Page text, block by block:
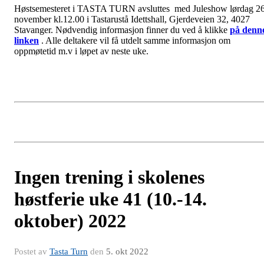
Høstsemesteret i TASTA TURN avsluttes med Juleshow lørdag
november kl.12.00 i Tastarustå Idettshall, Gjerdeveien 32, 4027
Stavanger. Nødvendig informasjon finner du ved å klikke på
linken . Alle deltakere vil få utdelt samme informasjon om
oppmøtetid m.v i løpet av neste uke.
Ingen trening i skolenes
høstferie uke 41 (10.-14.
oktober) 2022
Postet av Tasta Turn den 5. okt 2022